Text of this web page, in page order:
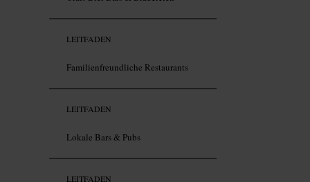
LEITFADEN
Familienfreundliche Restaurants
LEITFADEN
Lokale Bars & Pubs
LEITFADEN